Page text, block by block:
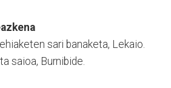
sari banaketa, Lekaio.
saioa, Burnibide.